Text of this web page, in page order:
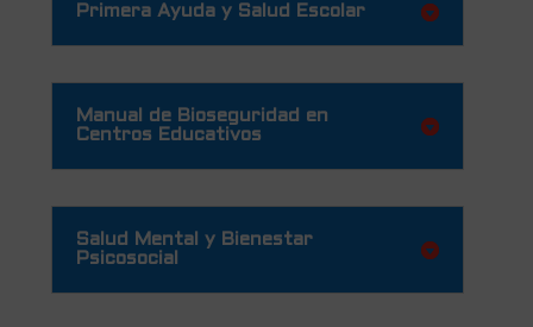
Primera Ayuda y Salud Escolar
Manual de Bioseguridad en
Centros Educativos
Salud Mental y Bienestar
Psicosocial